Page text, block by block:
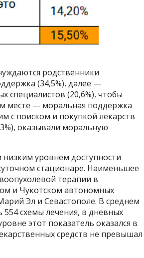
родственники
(34,5%), далее —
специалистов (20,6%), чтобы
месте — моральная поддержка
с поиском и покупкой лекарств
оказывали моральную
низким уровнем доступности
стационаре. Наименьшее
терапии в
и Чукотском автономных
Эл и Севастополе. В среднем
554 схемы лечения, в дневных
этот показатель оказался в
средств не превышал